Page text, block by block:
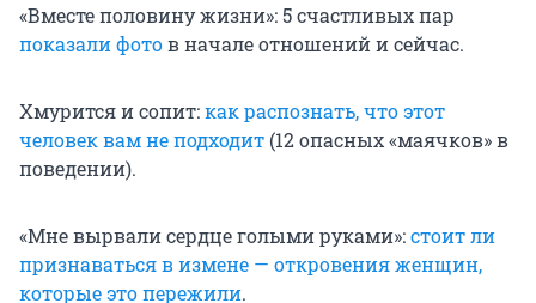
«Вместе половину жизни»: 5 счастливых пар
показали фотов начале отношений и сейчас.
Хмурится и сопит:как распознать, что этот
человек вам не подходит (12 опасных «маячков» в
поведении).
«Мне вырвали сердце голыми руками»:стоит ли
признаваться в измене — откровения женщин,
которые это пережили.